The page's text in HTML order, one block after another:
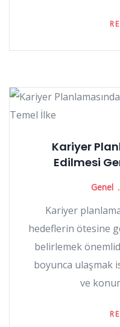
Kariyer
Edilmesi
Genel
Kariyer
hedeflerin ötesine
belirlemek
boyunca ulaşmak
ve